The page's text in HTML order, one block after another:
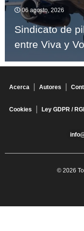
06 agosto, 2026
Sindicato de
entre Viva y
Acerca Autores
Cookies Ley GDPR /
© 2026